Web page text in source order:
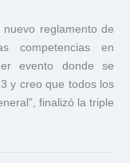
reglamento de
competencias en
evento donde se
y creo que todos los
finalizó la triple